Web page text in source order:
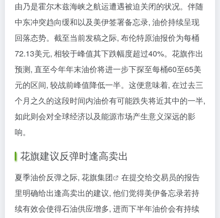
由乃是霍尔木兹海峡之航运遭遇被迫关闭的状况。伴随
中东冲突趋向缓和以及美伊签署备忘录, 油价持续呈现
回落态势。截至当前发稿之际, 布伦特原油报价为每桶
72.13美元, 相较于峰值其下跌幅度超过40%。花旗作出
预测, 直至今年年末油价将进一步下探至每桶60至65美
元的区间, 较战前峰值降低一半。这便意味着, 在过去三
个月之久的这段时间内油价有可能跌失将近其中的一半,
如此则会对全球经济以及能源市场产生意义深远的影
响。
花旗建议反弹时逢高卖出
夏季油价反弹之际, 花旗集团
在提交给交易员的报告
里明确给出逢高卖出的建议, 他们觉得美伊备忘录若持
续有效会使得石油供应增多, 进而下半年油价会有持续